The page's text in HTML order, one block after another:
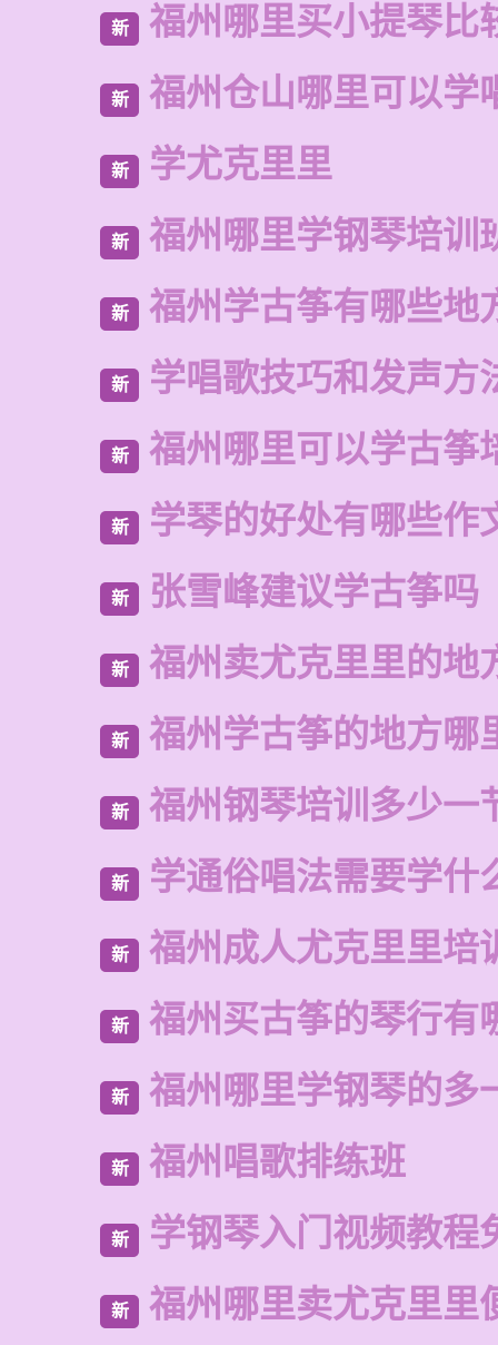
新 福州哪里买小提琴比
新 福州仓山哪里可以学
新 学尤克里里
新 福州哪里学钢琴培训
新 福州学古筝有哪些地
新 学唱歌技巧和发声方
新 福州哪里可以学古筝
新 学琴的好处有哪些作
新 张雪峰建议学古筝吗
新 福州卖尤克里里的地
新 福州学古筝的地方哪
新 福州钢琴培训多少一
新 学通俗唱法需要学什
新 福州成人尤克里里培
新 福州买古筝的琴行有
新 福州哪里学钢琴的多
新 福州唱歌排练班
新 学钢琴入门视频教程
新 福州哪里卖尤克里里